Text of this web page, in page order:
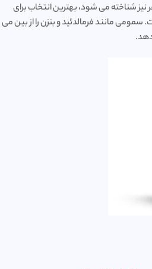
نیز شناخته می شود، بهترین انتخاب برای
مانند فرمالدئید و بنزن را از بین می